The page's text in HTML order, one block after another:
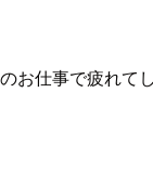
お仕事で疲れて